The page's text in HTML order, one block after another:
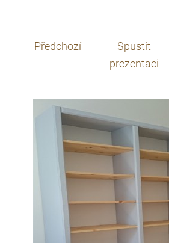
Předchozí
Spustit
prezentaci